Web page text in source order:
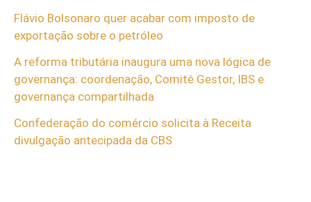
Flávio Bolsonaro quer acabar com imposto de
exportação sobre o petróleo
A reforma tributária inaugura uma nova lógica de
governança: coordenação, Comitê Gestor, IBS e
governança compartilhada
Confederação do comércio solicita à Receita
divulgação antecipada da CBS